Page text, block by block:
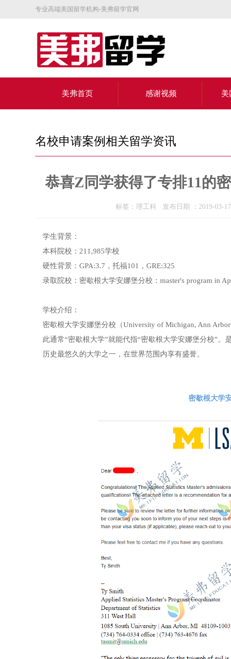
专业高端美国留学机构-美弗留学官网
美弗首页 感谢视频 美
名校申请案例相关留学资讯
恭喜Z同学获得了专排11的
标签：理工科 发布日期 ：2019-03-
学生背景：
本科院校：211,985学校
硬性背景：GPA:3.7，托福101，GRE:325
录取院校：密歇根大学安娜堡分校：master's program in
学校介绍：
密歇根大学安娜堡分校（University of Michigan, Ann
此通常“密歇根大学”就能代指“密歇根大学安娜堡分校”
历史最悠久的大学之一，在世界范围内享有盛誉。
密歇根大学